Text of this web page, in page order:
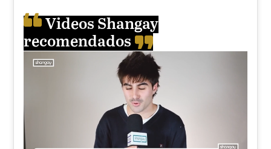
Videos Shangay
recomendados